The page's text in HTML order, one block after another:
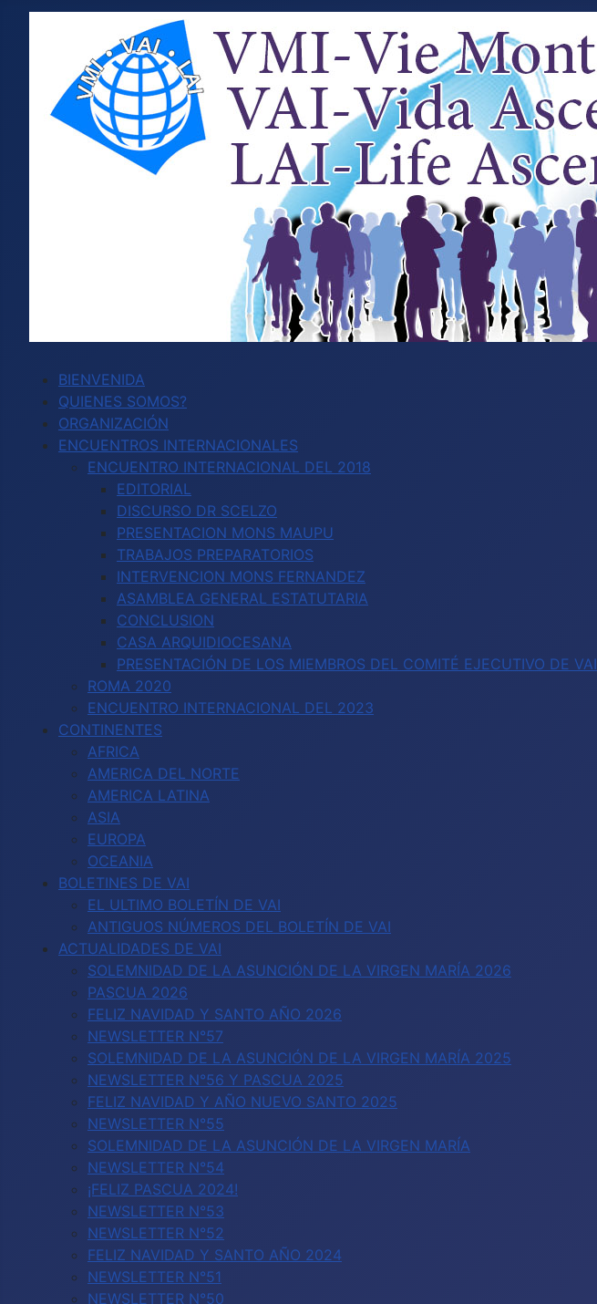
BIENVENIDA
QUIENES SOMOS?
ORGANIZACIÓN
ENCUENTROS INTERNACIONALES
ENCUENTRO INTERNACIONAL DEL 2018
EDITORIAL
DISCURSO DR SCELZO
PRESENTACION MONS MAUPU
TRABAJOS PREPARATORIOS
INTERVENCION MONS FERNANDEZ
ASAMBLEA GENERAL ESTATUTARIA
CONCLUSION
CASA ARQUIDIOCESANA
PRESENTACIÓN DE LOS MIEMBROS DEL COMITÉ EJECUTIVO DE VAI
ROMA 2020
ENCUENTRO INTERNACIONAL DEL 2023
CONTINENTES
AFRICA
AMERICA DEL NORTE
AMERICA LATINA
ASIA
EUROPA
OCEANIA
BOLETINES DE VAI
EL ULTIMO BOLETÍN DE VAI
ANTIGUOS NÚMEROS DEL BOLETÍN DE VAI
ACTUALIDADES DE VAI
SOLEMNIDAD DE LA ASUNCIÓN DE LA VIRGEN MARÍA 2026
PASCUA 2026
FELIZ NAVIDAD Y SANTO AÑO 2026
NEWSLETTER N°57
SOLEMNIDAD DE LA ASUNCIÓN DE LA VIRGEN MARÍA 2025
NEWSLETTER N°56 Y PASCUA 2025
FELIZ NAVIDAD Y AÑO NUEVO SANTO 2025
NEWSLETTER N°55
SOLEMNIDAD DE LA ASUNCIÓN DE LA VIRGEN MARÍA
NEWSLETTER N°54
¡FELIZ PASCUA 2024!
NEWSLETTER N°53
NEWSLETTER N°52
FELIZ NAVIDAD Y SANTO AÑO 2024
NEWSLETTER N°51
NEWSLETTER N°50